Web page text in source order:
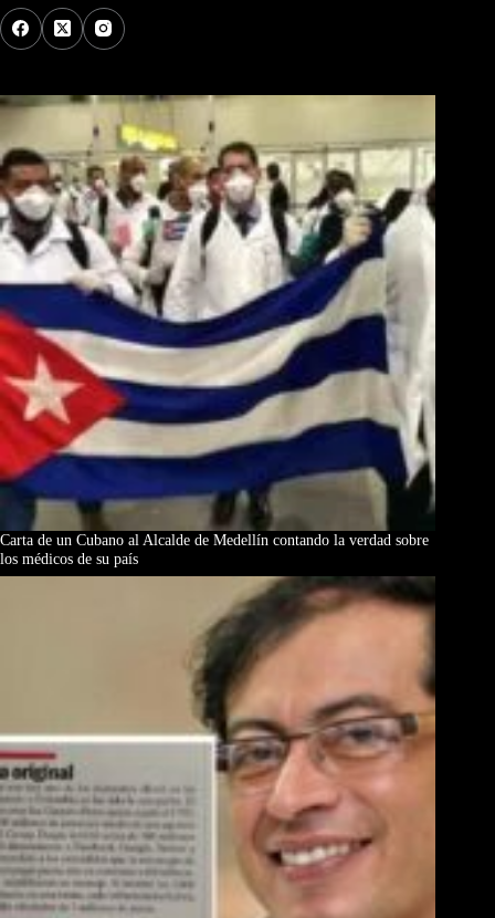
Carta de un Cubano al Alcalde de Medellín contando la verdad sobre
los médicos de su país